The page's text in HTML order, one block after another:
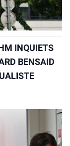
INQUIETS
BENSAID